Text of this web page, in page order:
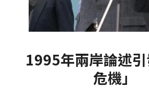
1995年兩岸論述
危機」